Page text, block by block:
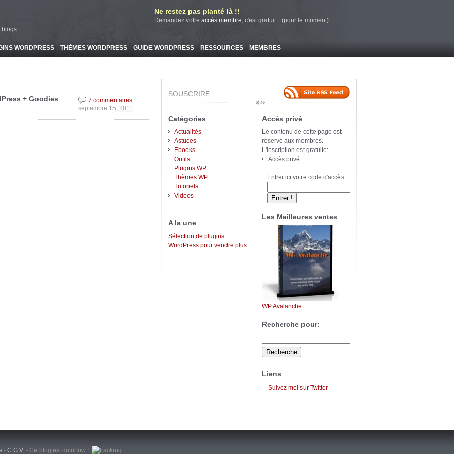
Ne restez pas planté là !!
Demandez votre accès membre, c'est gratuit... (pour le moment)
blogs
WORDPRESS THÈMES WORDPRESS GUIDE WORDPRESS RESSOURCES MEMBRES
+ Goodies
septembre 15, 2011
7 commentaires
SOUSCRIRE
Catégories
Actualités
Astuces
Ebooks
Outils
Plugins WP
Thèmes WP
Tutoriels
Videos
A la une
Sélection de plugins
WordPress pour vendre plus
Accès privé
Le contenu de cette page est
réservé aux membres.
L'inscription est gratuite:
Accès privé
Entrer ici votre code d'accès
Les Meilleures ventes
WP Avalanche
Recherche pour:
Liens
Suivez moi sur Twitter
- C.G.V. - Ce blog est dofollow !